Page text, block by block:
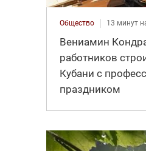
Общество 13 минут
Вениамин
работников
Кубани с
праздником